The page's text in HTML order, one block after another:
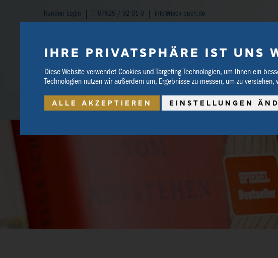
IHRE PRIVATSPHÄRE IST UNS
Diese Website verwendet Cookies und Targeting Technologien, um Ihnen ein
Technologien nutzen wir außerdem um, Ergebnisse zu messen, um zu
ALLE AKZEPTIEREN EINSTELLUNGEN
Kunden-Login T: 07525 / 92 01 0 info@rieck-buch.de
HOME SHOP BUCHTIPPS